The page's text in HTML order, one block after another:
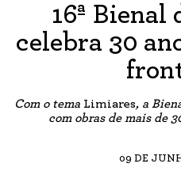
16ª
celebra 30
Com o tema Limiares, a
com obras de mais de
09 DE